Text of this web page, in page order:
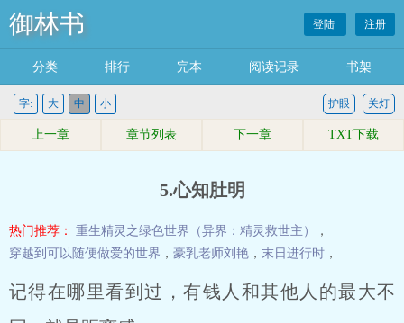
御林书 登陆 注册
分类 排行 完本 阅读记录 书架
字: 大 中 小 关灯
护眼
上一章 章节列表 下一章 TXT下载
5.心知肚明
热门推荐： 重生精灵之绿色世界（异界：精灵救世主）
，
穿越到可以随便做爱的世界 ， 豪乳老师刘艳 ， 末日进行时 ，
记得在哪里看到过，有钱人和其他人的最大不